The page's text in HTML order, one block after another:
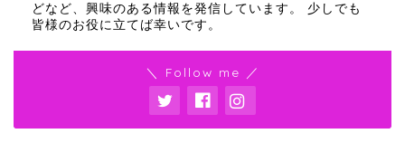
どなど、興味のある情報を発信しています。 少しでも
皆様のお役に立てば幸いです。
＼ Follow me ／